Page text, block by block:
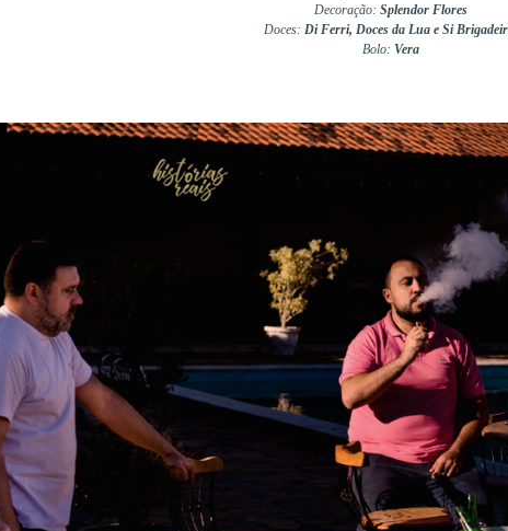
Decoração: Splendor Flores
Doces: Di Ferri, Doces da Lua e Si
Bolo: Vera